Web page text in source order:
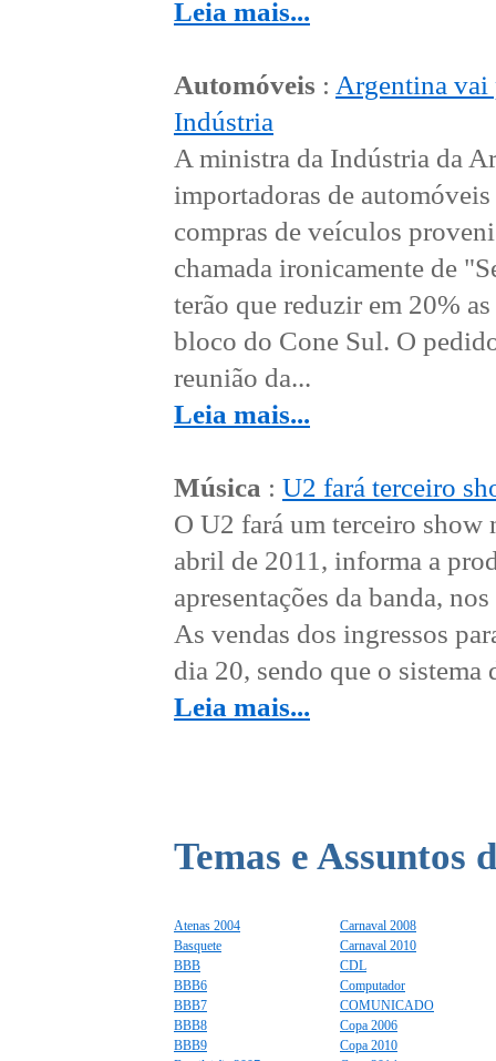
Leia mais...
Automóveis : Argentina
Indústria
A ministra da Indústria da
importadoras de
compras de veículos
chamada ironicamente de
terão que reduzir em 20%
bloco do Cone Sul. O
reunião da...
Leia mais...
Música : U2 fará terceiro
O U2 fará um terceiro show
abril de 2011, informa a
apresentações da banda,
As vendas dos ingressos
dia 20, sendo que o sistema
Leia mais...
Temas e Assuntos
Atenas 2004
Basquete
BBB
BBB6
BBB7
BBB8
BBB9
Carnaval 2008
Carnaval 2010
CDL
Computador
COMUNICADO
Copa 2006
Copa 2010